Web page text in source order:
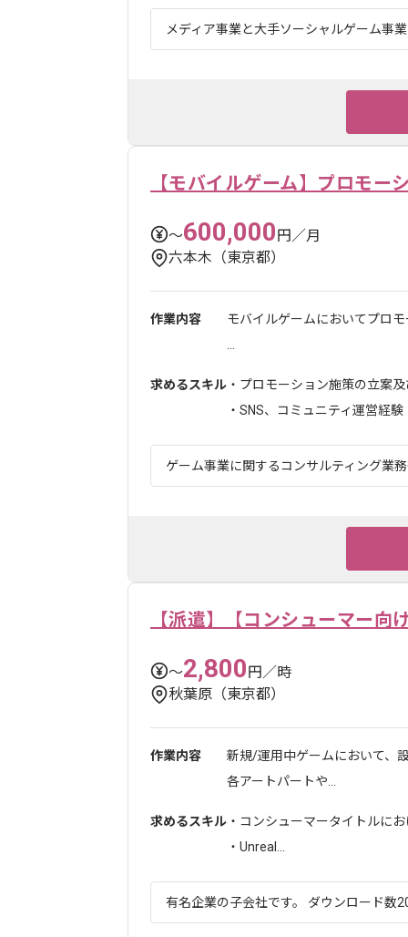
メディア事業と大手ソーシャルゲーム事
【モバイルゲーム】プロモー
〜600,000円／月
六本木（東京都）
作業内容
モバイルゲームにおいてプロ
求めるスキル ・プロモーション施策の立案
・SNS、コミュニティ運営経験
ゲーム事業に関するコンサルティング業
【派遣】【コンシューマー向
〜2,800円／時
秋葉原（東京都）
作業内容
新規/運用中ゲームにおいて、
各アートパートや...
求めるスキル ・コンシューマータイトルに
・Unreal...
有名企業の子会社です。 ダウンロード数